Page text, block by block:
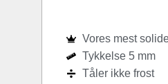
Vores mest
Tykkelse 5 mm
Tåler ikke frost